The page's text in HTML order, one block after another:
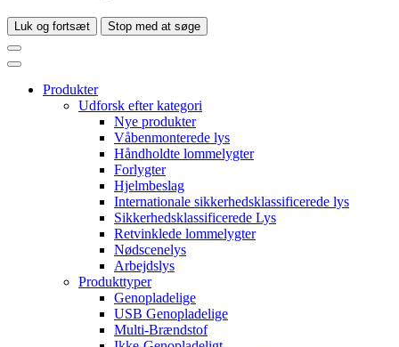
Luk og fortsæt Stop med at søge
Produkter
Udforsk efter kategori
Nye produkter
Våbenmonterede lys
Håndholdte lommelygter
Forlygter
Hjelmbeslag
Internationale sikkerhedsklassificerede lys
Sikkerhedsklassificerede Lys
Retvinklede lommelygter
Nødscenelys
Arbejdslys
Produkttyper
Genopladelige
USB Genopladelige
Multi-Brændstof